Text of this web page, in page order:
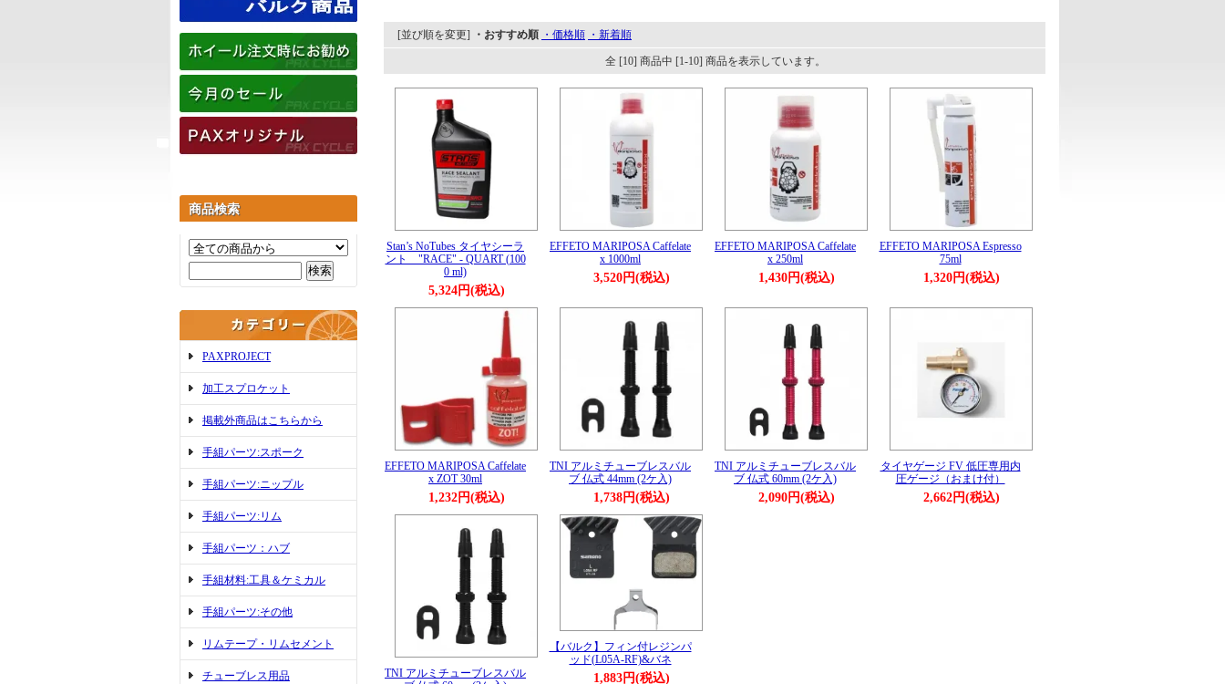
商品検索
PAXPROJECT
加工スプロケット
掲載外商品はこちらから
手組パーツ:スポーク
手組パーツ:ニップル
手組パーツ:リム
手組パーツ：ハブ
手組材料:工具＆ケミカル
手組パーツ:その他
リムテープ・リムセメント
チューブレス用品
[並び順を変更] ・おすすめ順 ・価格順 ・新着順
全 [10] 商品中 [1-10] 商品を表示しています。
Stan’s NoTubes タイヤシーラ
ント "RACE" - QUART (100
0 ml)
5,324円(税込)
EFFETO MARIPOSA Caffelate
x 1000ml
3,520円(税込)
EFFETO MARIPOSA Caffelate
x 250ml
1,430円(税込)
EFFETO MARIPOSA Espresso
75ml
1,320円(税込)
EFFETO MARIPOSA Caffelate
x ZOT 30ml
1,232円(税込)
TNI アルミチューブレスバル
ブ 仏式 44mm (2ケ入)
1,738円(税込)
TNI アルミチューブレスバル
ブ 仏式 60mm (2ケ入)
2,090円(税込)
タイヤゲージ FV 低圧専用内
圧ゲージ（おまけ付）
2,662円(税込)
TNI アルミチューブレスバル
【バルク】フィン付レジンパ
ッド(L05A-RF)&バネ
1,883円(税込)